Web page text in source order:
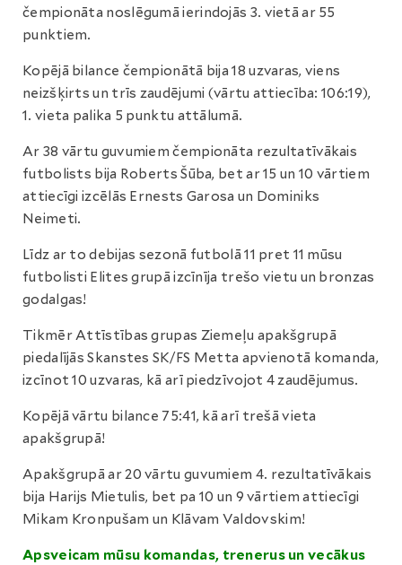
čempionāta noslēgumā ierindojās 3. vietā ar 55
punktiem.
Kopējā bilance čempionātā bija 18 uzvaras, viens
neizšķirts un trīs zaudējumi (vārtu attiecība: 106:19),
1. vieta palika 5 punktu attālumā.
Ar 38 vārtu guvumiem čempionāta rezultatīvākais
futbolists bija Roberts Šūba, bet ar 15 un 10 vārtiem
attiecīgi izcēlās Ernests Garosa un Dominiks
Neimeti.
Līdz ar to debijas sezonā futbolā 11 pret 11 mūsu
futbolisti Elites grupā izcīnīja trešo vietu un bronzas
godalgas!
Tikmēr Attīstības grupas Ziemeļu apakšgrupā
piedalījās Skanstes SK/FS Metta apvienotā komanda,
izcīnot 10 uzvaras, kā arī piedzīvojot 4 zaudējumus.
Kopējā vārtu bilance 75:41, kā arī trešā vieta
apakšgrupā!
Apakšgrupā ar 20 vārtu guvumiem 4. rezultatīvākais
bija Harijs Mietulis, bet pa 10 un 9 vārtiem attiecīgi
Mikam Kronpušam un Klāvam Valdovskim!
Apsveicam mūsu komandas, trenerus un vecākus